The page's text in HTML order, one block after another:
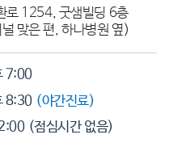
로 1254, 굿샘빌딩 6층
맞은 편, 하나병원 옆)
7:00
8:30 (야간진료)
(점심시간 없음)